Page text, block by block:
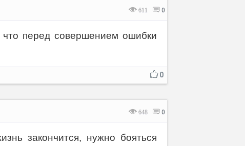
611 0
перед совершением ошибки
0
648 0
закончится, нужно бояться